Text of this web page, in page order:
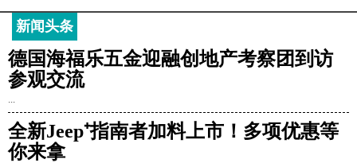
新闻头条
德国海福乐五金迎融创地产考察团到访
参观交流
全新Jeep⁺指南者加料上市！多项优惠等
你来拿